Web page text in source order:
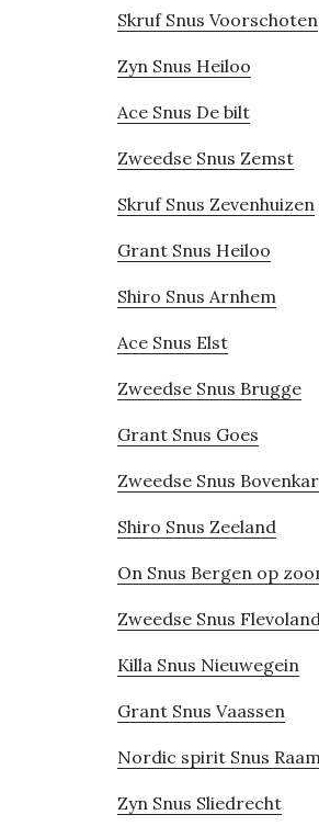
Skruf Snus Voorschoten
Zyn Snus Heiloo
Ace Snus De bilt
Zweedse Snus Zemst
Skruf Snus Zevenhuizen
Grant Snus Heiloo
Shiro Snus Arnhem
Ace Snus Elst
Zweedse Snus Brugge
Grant Snus Goes
Zweedse Snus
Shiro Snus Zeeland
On Snus Bergen op
Zweedse Snus
Killa Snus Nieuwegein
Grant Snus Vaassen
Nordic spirit Snus
Zyn Snus Sliedrecht